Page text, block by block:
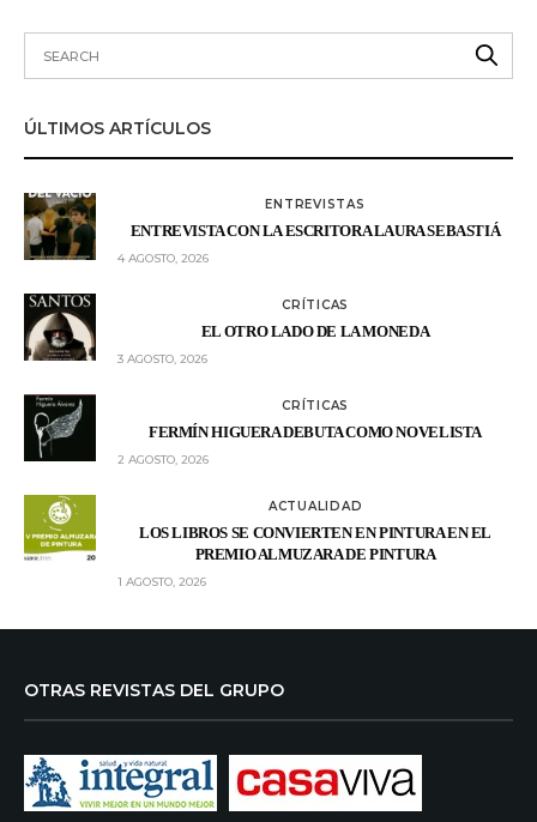
ÚLTIMOS ARTÍCULOS
ENTREVISTAS
ENTREVISTA CON LA ESCRITORA LAURA SEBASTIÁ
4 AGOSTO, 2026
CRÍTICAS
EL OTRO LADO DE LA MONEDA
3 AGOSTO, 2026
CRÍTICAS
FERMÍN HIGUERA DEBUTA COMO NOVELISTA
2 AGOSTO, 2026
ACTUALIDAD
LOS LIBROS SE CONVIERTEN EN PINTURA EN EL
PREMIO ALMUZARA DE PINTURA
1 AGOSTO, 2026
OTRAS REVISTAS DEL GRUPO